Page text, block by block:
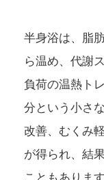
半身浴は、脂
ら温め、代謝
負荷の温熱ト
分という小さ
改善、むくみ
が得られ、結